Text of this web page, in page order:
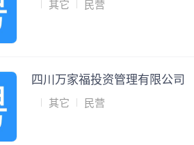
其它 民营
四川万家福投资管理有限公司
其它 民营